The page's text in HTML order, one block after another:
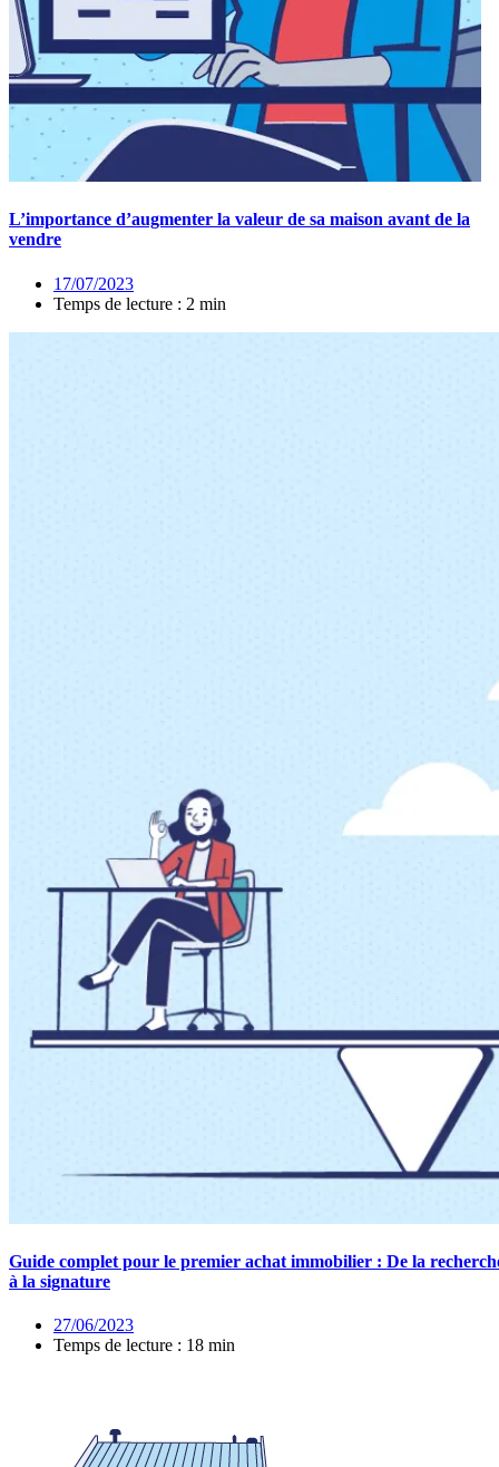
L’importance d’augmenter la valeur de sa maison avant de la
vendre
17/07/2023
Temps de lecture : 2 min
Guide complet pour le premier achat immobilier : De la
à la signature
27/06/2023
Temps de lecture : 18 min